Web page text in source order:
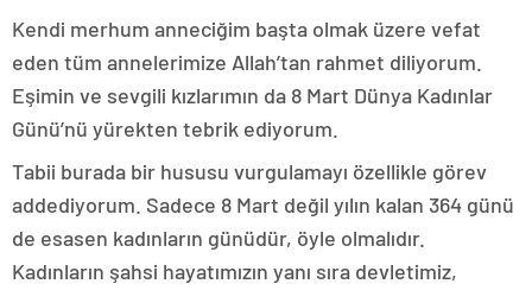
Kendi merhum anneciğim başta olmak üzere vefat
eden tüm annelerimize Allah’tan rahmet diliyorum.
Eşimin ve sevgili kızlarımın da 8 Mart Dünya Kadınlar
Günü’nü yürekten tebrik ediyorum.
Tabii burada bir hususu vurgulamayı özellikle görev
addediyorum. Sadece 8 Mart değil yılın kalan 364 günü
de esasen kadınların günüdür, öyle olmalıdır.
Kadınların şahsi hayatımızın yanı sıra devletimiz,